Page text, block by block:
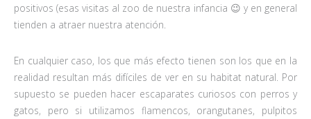
positivos (esas visitas al zoo de nuestra infancia 😉 y en general
tienden a atraer nuestra atención.
En cualquier caso, los que más efecto tienen son los que en la
realidad resultan más difíciles de ver en su habitat natural. Por
supuesto se pueden hacer escaparates curiosos con perros y
gatos, pero si utilizamos flamencos, orangutanes, pulpitos